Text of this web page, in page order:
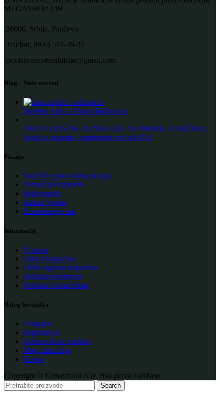
MEGASHOP 24H.
26000, Srbija, Pančevo
Telefon: (066) 513-38-37
prodaja.univerzalnialat@gmail.com
Blog – Naše novosti
Savršen Alat za Dom i Radionicu
AKO VI JOŠ NE ZNATE GDE NA MORE, U GRČKU!
Hoteli u avgustu i septembru već od 415€
Pitanja
Najčešće postavljena pitanja
Pomoć pri kupovini
Reklamacije
Radno Vreme
Kontaktirajte nas
Informacije
O nama
Uslovi kupovine
100% sigurna kupovina
Politika privatnosti
Politika o kolačićima
Nalog korisnika
Uloguj se
Registruj se
Zaboravili ste lozinku
Moja lista želja
Korpa
Copyright © Univerzalni Alat. Sva prava zadržana
Search